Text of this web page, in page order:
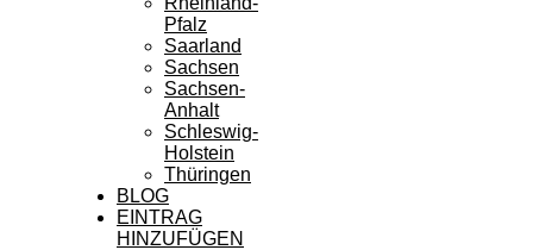
Pfalz
Saarland
Sachsen
Sachsen-
Anhalt
Schleswig-
Holstein
Thüringen
BLOG
EINTRAG
HINZUFÜGEN